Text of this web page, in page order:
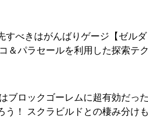
べきはがんばりゲージ【ゼル
＆パラセールを利用した探索テ
ブロックゴーレムに超有効だっ
う！ スクラビルドとの棲み分け